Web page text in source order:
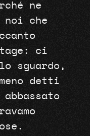
ne
noi che
ci
sguardo,
detti